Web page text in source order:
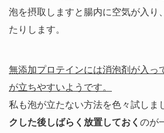
泡を摂取しますと腸内に空気が入り
たりします。
無添加プロテインには消泡剤が入っ
が立ちやすいようです。
私も泡が立たない方法を色々試しま
クした後しばらく放置しておく のが